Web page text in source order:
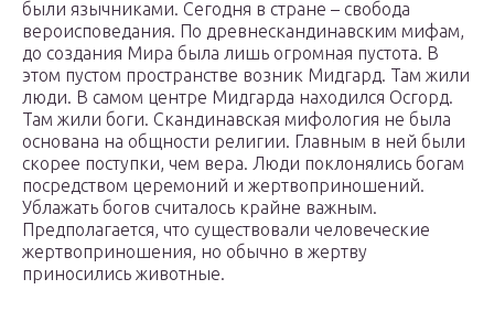
были язычниками. Сегодня в стране – свобода
вероисповедания. По древнескандинавским мифам,
до создания Мира была лишь огромная пустота. В
этом пустом пространстве возник Мидгард. Там жили
люди. В самом центре Мидгарда находился Осгорд.
Там жили боги. Скандинавская мифология не была
основана на общности религии. Главным в ней были
скорее поступки, чем вера. Люди поклонялись богам
посредством церемоний и жертвоприношений.
Ублажать богов считалось крайне важным.
Предполагается, что существовали человеческие
жертвоприношения, но обычно в жертву
приносились животные.